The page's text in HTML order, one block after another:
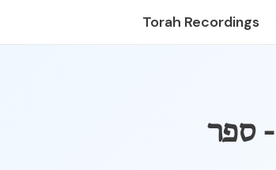
Torah Recordings
BAMIDBAR - PARSHAS BALAK 24:14-25:9 - ספר